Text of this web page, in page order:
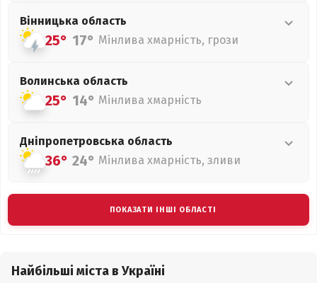
Вінницька область
25° 17° Мінлива хмарність, грози
Волинська область
25° 14° Мінлива хмарність
Дніпропетровська область
36° 24° Мінлива хмарність, зливи
ПОКАЗАТИ ІНШІ ОБЛАСТІ
Найбільші міста в Україні